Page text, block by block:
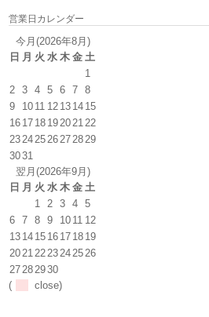
営業日カレンダー
今月(2026年8月)
日 月 火 水 木 金 土
1
2
3 4 5 6 7
8
9
10 11 12 13 14 15
16 17 18 19202122
23242526272829
3031
翌月(2026年9月)
日 月 火 水 木 金 土
1
2 3 4
5
6
7 8 9 10 11 12
13 14 15 16 17 18 19
20212223242526
27282930
(
close)